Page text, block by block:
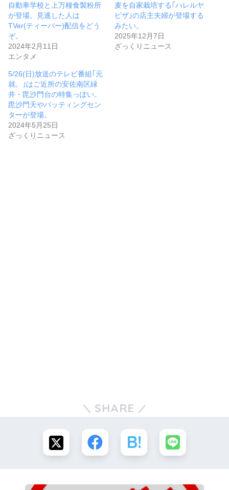
自動車学校と上万糧食製粉所
が登場。見逃した人は
TVer(ティーバー)配信をどう
ぞ。
2024年2月11日
エンタメ
麦を自家栽培する｢ハレルヤ
ピザ｣の店主夫婦が登場する
みたい。
2025年12月7日
ざっくりニュース
5/26(日)放送のテレビ番組｢元
就。｣はご近所の安佐南区緑
井・毘沙門台の特集っぽい。
毘沙門天やバッティングセン
ターが登場。
2024年5月25日
ざっくりニュース
SHARE